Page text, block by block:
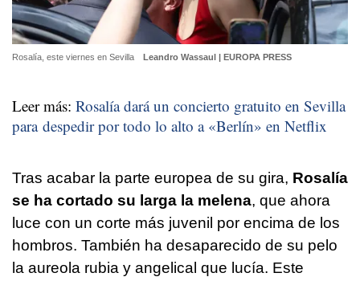
Rosalía, este viernes en Sevilla Leandro Wassaul | EUROPA PRESS
Leer más: Rosalía dará un concierto gratuito en Sevilla
para despedir por todo lo alto a «Berlín» en Netflix
Tras acabar la parte europea de su gira, Rosalía
se ha cortado su larga la melena, que ahora
luce con un corte más juvenil por encima de los
hombros. También ha desaparecido de su pelo
la aureola rubia y angelical que lucía. Este